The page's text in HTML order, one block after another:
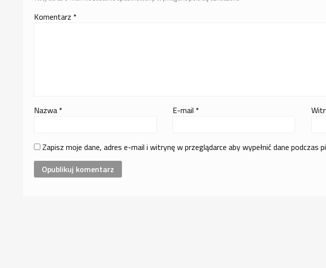
Komentarz *
Nazwa * E-mail *
Zapisz moje dane, adres e-mail i witrynę w przeglądarce aby wypełnić dane podczas